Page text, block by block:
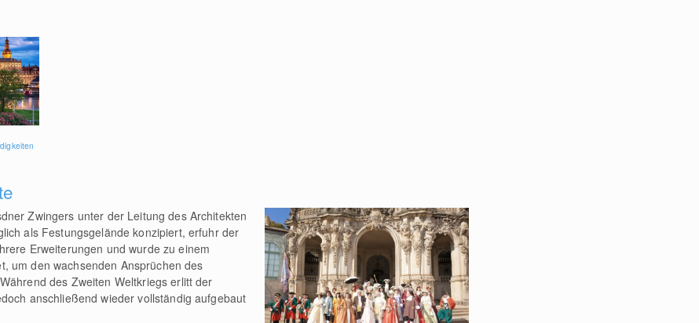
Zwingers unter der Leitung des Architekten
als Festungsgelände konzipiert, erfuhr der
Erweiterungen und wurde zu einem
um den wachsenden Ansprüchen des
des Zweiten Weltkriegs erlitt der
anschließend wieder vollständig aufgebaut